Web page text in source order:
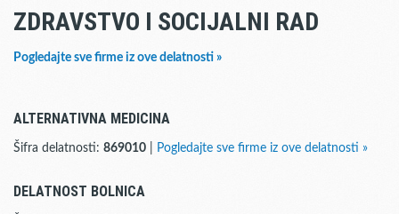
ZDRAVSTVO I SOCIJALNI RAD
Pogledajte sve firme iz ove delatnosti »
ALTERNATIVNA MEDICINA
Šifra delatnosti: 869010 Pogledajte sve firme iz ove delatnosti »
DELATNOST BOLNICA